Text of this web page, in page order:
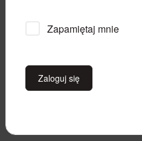
Tydzień 3 – Friday
Tydzień 4 – The
Zapamiętaj mnie
Zaloguj się